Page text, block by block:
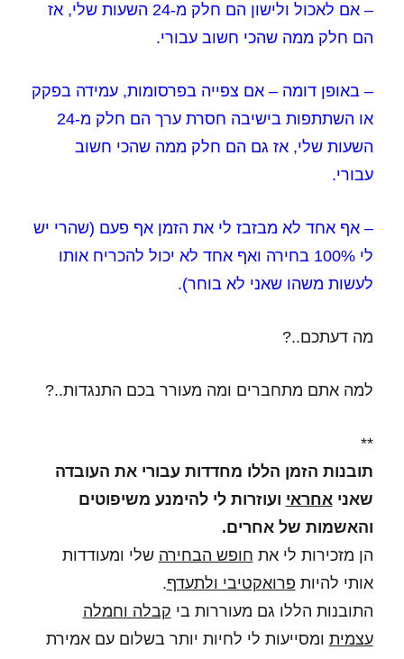
– אם לאכול ולישון הם חלק מ-24 השעות שלי, אז
הם חלק ממה שהכי חשוב עבורי.
– באופן דומה – אם צפייה בפרסומות, עמידה בפקק
או השתתפות בישיבה חסרת ערך הם חלק מ-24
השעות שלי, אז גם הם חלק ממה שהכי חשוב
עבורי.
– אף אחד לא מבזבז לי את הזמן אף פעם (שהרי יש
לי 100% בחירה ואף אחד לא יכול להכריח אותו
לעשות משהו שאני לא בוחר).
מה דעתכם..?
למה אתם מתחברים ומה מעורר בכם התנגדות..?
**
תובנות הזמן הללו מחדדות עבורי את העובדה
שאניאחראי ועוזרות לי להימנע משיפוטים
והאשמות של אחרים.
הן מזכירות לי את חופש הבחירה שלי ומעודדות
אותי להיות פרואקטיבי ולתעדף.
התובנות הללו גם מעוררות בי קבלה וחמלה
עצמית ומסייעות לי לחיות יותר בשלום עם אמירת